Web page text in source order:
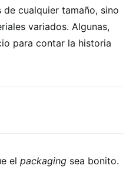
cualquier tamaño, sino
variados. Algunas,
para contar la historia
el packaging sea bonito.